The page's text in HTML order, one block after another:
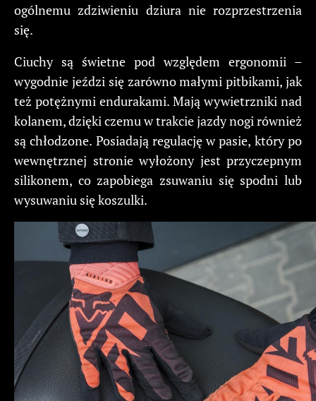
ogólnemu zdziwieniu dziura nie rozprzestrzenia
się.
Ciuchy są świetne pod względem ergonomii –
wygodnie jeździ się zarówno małymi pitbikami, jak
też potężnymi endurakami. Mają wywietrzniki nad
kolanem, dzięki czemu w trakcie jazdy nogi również
są chłodzone. Posiadają regulację w pasie, który po
wewnętrznej stronie wyłożony jest przyczepnym
silikonem, co zapobiega zsuwaniu się spodni lub
wysuwaniu się koszulki.